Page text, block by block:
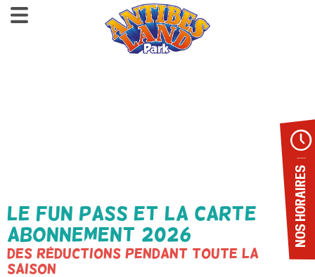
Le FUN PASS et la Carte
Abonnement 2026
des réductions pendant toute la
saison
NOS HORAIRES